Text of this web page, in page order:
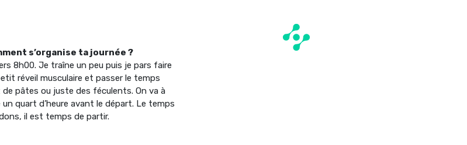
s’organise ta journée ?
8h00. Je traîne un peu puis je pars faire
réveil musculaire et passer le temps
de pâtes ou juste des féculents. On va à
quart d’heure avant le départ. Le temps
il est temps de partir.